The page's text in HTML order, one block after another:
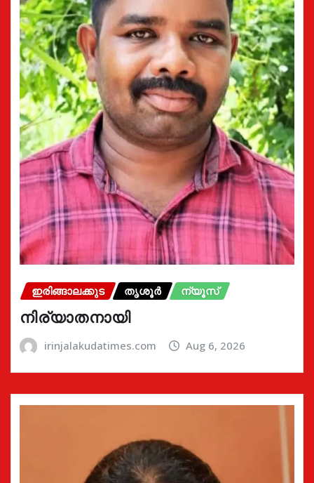
ഇരിങ്ങാലക്കുട തൃശൂർ ന്യൂസ്
നിര്യാതനായി
irinjalakudatimes.com Aug 6, 2026